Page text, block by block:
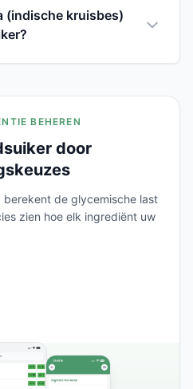
(indische kruisbes)
BEHEREN
door
berekent de glycemische last
zien hoe elk ingrediënt uw